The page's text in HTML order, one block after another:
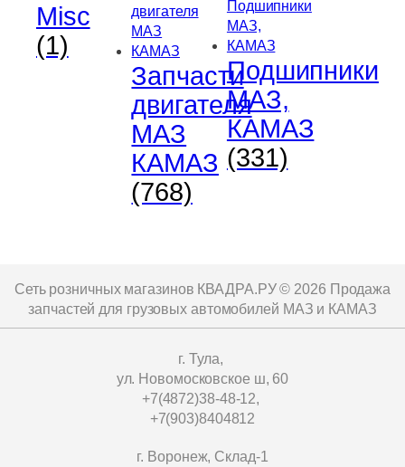
Misc
(1)
Запчасти
двигателя
МАЗ
КАМАЗ
(768)
Подшипники
МАЗ,
КАМАЗ
(331)
Сеть розничных магазинов КВАДРА.РУ © 2026 Продажа
запчастей для грузовых автомобилей МАЗ и КАМАЗ
г. Тула,
ул. Новомосковское ш, 60
+7(4872)38-48-12,
+7(903)8404812
г. Воронеж, Склад-1